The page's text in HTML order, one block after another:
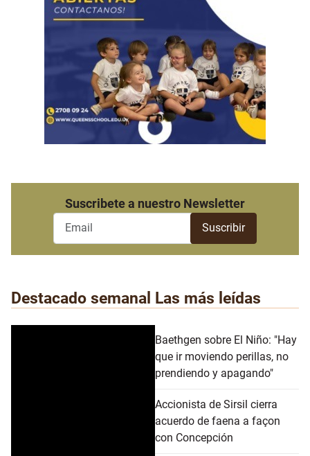
Suscribete a nuestro Newsletter
Destacado semanal Las más leídas
Baethgen sobre El Niño: "Hay
que ir moviendo perillas, no
prendiendo y apagando"
Accionista de Sirsil cierra
acuerdo de faena a façon
con Concepción